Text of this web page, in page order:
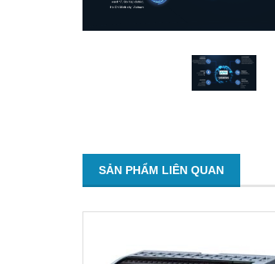
SẢN PHẨM LIÊN QUAN